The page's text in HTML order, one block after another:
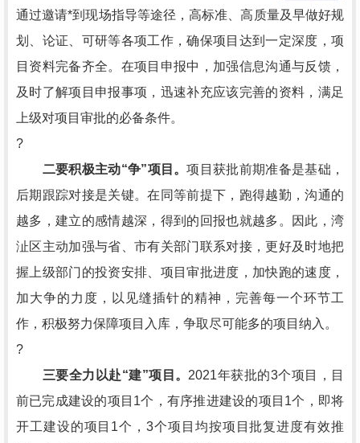
通过邀请*到现场指导等途径，高标准、高质量及早做好规
划、论证、可研等各项工作，确保项目达到一定深度，项
目资料完备齐全。在项目申报中，加强信息沟通与反馈，
及时了解项目申报事项，迅速补充应该完善的资料，满足
上级对项目审批的必备条件。
?
二要积极主动“争”项目。项目获批前期准备是基础，
后期跟踪对接是关键。在同等前提下，跑得越勤，沟通的
越多，建立的感情越深，得到的回报也就越多。因此，湾
沚区主动加强与省、市有关部门联系对接，更好及时地把
握上级部门的投资安排、项目审批进度，加快跑的速度，
加大争的力度，以见缝插针的精神，完善每一个环节工
作，积极努力保障项目入库，争取尽可能多的项目纳入。
?
三要全力以赴“建”项目。 2021年获批的3个项目，目
前已完成建设的项目1个，有序推进建设的项目1个，即将
开工建设的项目1个，3个项目均按项目批复进度有效推